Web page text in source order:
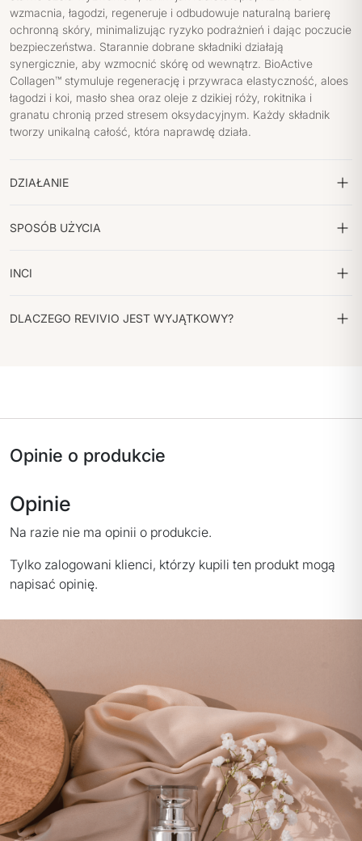
wzmacnia, łagodzi, regeneruje i odbudowuje naturalną barierę
ochronną skóry, minimalizując ryzyko podrażnień i dając poczucie
bezpieczeństwa. Starannie dobrane składniki działają
synergicznie, aby wzmocnić skórę od wewnątrz. BioActive
Collagen™ stymuluje regenerację i przywraca elastyczność, aloes
łagodzi i koi, masło shea oraz oleje z dzikiej róży, rokitnika i
granatu chronią przed stresem oksydacyjnym. Każdy składnik
tworzy unikalną całość, która naprawdę działa.
DZIAŁANIE
SPOSÓB UŻYCIA
INCI
DLACZEGO REVIVIO JEST WYJĄTKOWY?
Opinie o produkcie
Opinie
Na razie nie ma opinii o produkcie.
Tylko zalogowani klienci, którzy kupili ten produkt mogą
napisać opinię.